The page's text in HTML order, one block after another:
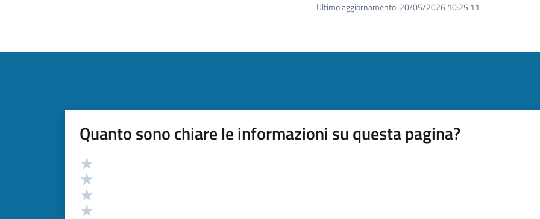
Ultimo aggiornamento: 20/05/2026 10:25.11
Quanto sono chiare le informazioni su questa pagina?
Valutazione